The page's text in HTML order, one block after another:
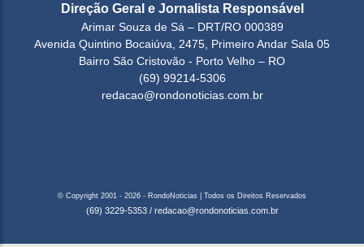
Direção Geral e Jornalista Responsável
Arimar Souza de Sá – DRT/RO 000389
Avenida Quintino Bocaiúva, 2475, Primeiro Andar Sala 05
Bairro São Cristovão - Porto Velho – RO
(69) 99214-5306
redacao@rondonoticias.com.br
© Copyright 2001 - 2026 - RondoNoticias | Todos os Direitos Reservados
(69) 3229-5353 / redacao@rondonoticias.com.br